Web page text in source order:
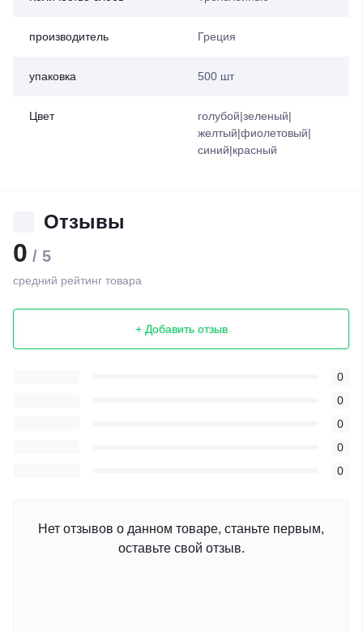
производитель Греция
упаковка 500 шт
Цвет
голубой|зеленый|
желтый|фиолетовый|
синий|красный
Отзывы
0 / 5
средний рейтинг товара
+ Добавить отзыв
0
0
0
0
0
Нет отзывов о данном товаре, станьте первым,
оставьте свой отзыв.